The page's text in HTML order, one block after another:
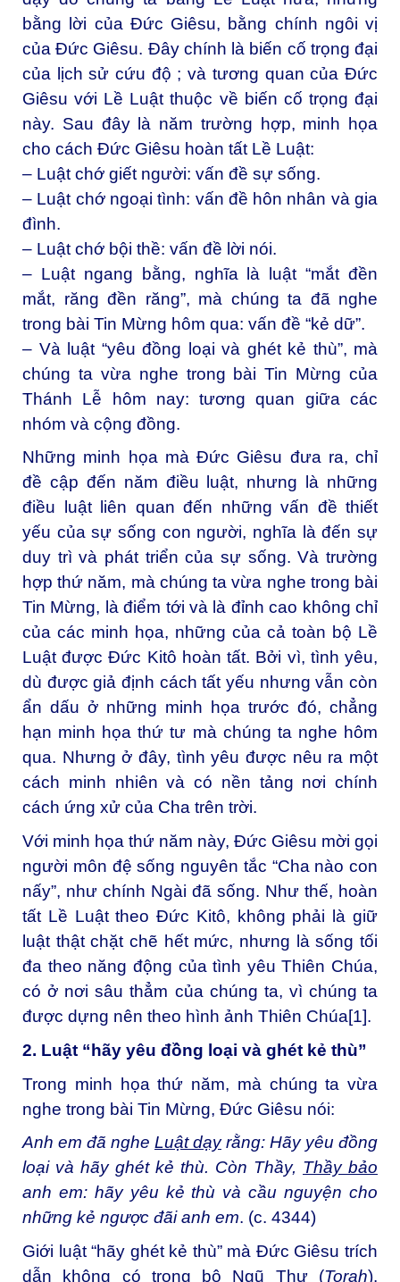
bằng lời của Đức Giêsu, bằng chính ngôi vị
của Đức Giêsu. Đây chính là biến cố trọng đại
của lịch sử cứu độ ; và tương quan của Đức
Giêsu với Lề Luật thuộc về biến cố trọng đại
này. Sau đây là năm trường hợp, minh họa
cho cách Đức Giêsu hoàn tất Lề Luật:
– Luật chớ giết người: vấn đề sự sống.
– Luật chớ ngoại tình: vấn đề hôn nhân và gia
đình.
– Luật chớ bội thề: vấn đề lời nói.
– Luật ngang bằng, nghĩa là luật “mắt đền
mắt, răng đền răng”, mà chúng ta đã nghe
trong bài Tin Mừng hôm qua: vấn đề “kẻ dữ”.
– Và luật “yêu đồng loại và ghét kẻ thù”, mà
chúng ta vừa nghe trong bài Tin Mừng của
Thánh Lễ hôm nay: tương quan giữa các
nhóm và cộng đồng.
Những minh họa mà Đức Giêsu đưa ra, chỉ
đề cập đến năm điều luật, nhưng là những
điều luật liên quan đến những vấn đề thiết
yếu của sự sống con người, nghĩa là đến sự
duy trì và phát triển của sự sống. Và trường
hợp thứ năm, mà chúng ta vừa nghe trong bài
Tin Mừng, là điểm tới và là đỉnh cao không chỉ
của các minh họa, những của cả toàn bộ Lề
Luật được Đức Kitô hoàn tất. Bởi vì, tình yêu,
dù được giả định cách tất yếu nhưng vẫn còn
ẩn dấu ở những minh họa trước đó, chẳng
hạn minh họa thứ tư mà chúng ta nghe hôm
qua. Nhưng ở đây, tình yêu được nêu ra một
cách minh nhiên và có nền tảng nơi chính
cách ứng xử của Cha trên trời.
Với minh họa thứ năm này, Đức Giêsu mời gọi
người môn đệ sống nguyên tắc “Cha nào con
nấy”, như chính Ngài đã sống. Như thế, hoàn
tất Lề Luật theo Đức Kitô, không phải là giữ
luật thật chặt chẽ hết mức, nhưng là sống tối
đa theo năng động của tình yêu Thiên Chúa,
có ở nơi sâu thẳm của chúng ta, vì chúng ta
được dựng nên theo hình ảnh Thiên Chúa[1].
2. Luật “hãy yêu đồng loại và ghét kẻ thù”
Trong minh họa thứ năm, mà chúng ta vừa
nghe trong bài Tin Mừng, Đức Giêsu nói:
Anh em đã nghe Luật dạyrằng: Hãy yêu đồng
loại và hãy ghét kẻ thù. Còn Thầy, Thầy bảo
anh em: hãy yêu kẻ thù và cầu nguyện cho
những kẻ ngược đãi anh em. (c. 4344)
Giới luật “hãy ghét kẻ thù” mà Đức Giêsu trích
dẫn không có trong bộ Ngũ Thư (Torah).